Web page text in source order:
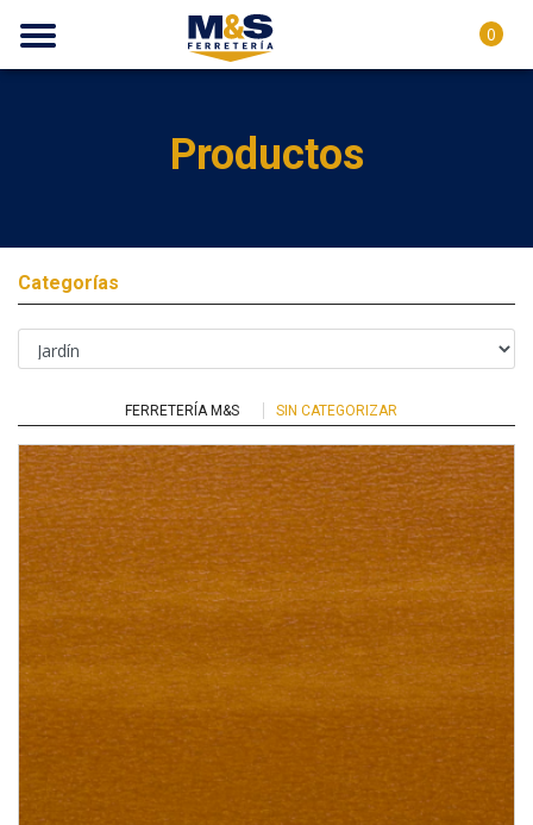
0
Productos
Categorías
FERRETERÍA M&S SIN CATEGORIZAR